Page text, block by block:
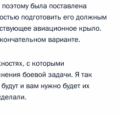
была поставлена
подготовить его должным
авиационное крыло.
варианте.
с которыми
боевой задачи. Я так
и вам нужно будет их